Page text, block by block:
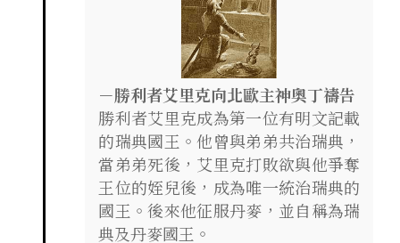
－勝利者艾里克向北歐主神奧丁禱告
勝利者艾里克成為第一位有明文記載
的瑞典國王。他曾與弟弟共治瑞典，
當弟弟死後，艾里克打敗欲與他爭奪
王位的姪兒後，成為唯一統治瑞典的
國王。後來他征服丹麥，並自稱為瑞
典及丹麥國王。